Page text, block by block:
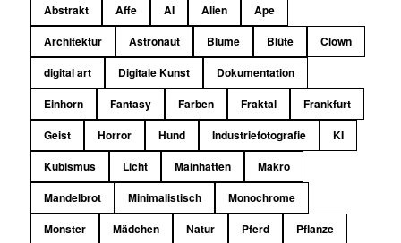
Abstrakt Affe AI Alien
Ape
Architektur
Astronaut Blume Blüte
Clown
digital art
Digitale Kunst
Dokumentation
Einhorn
Fantasy Farben Fraktal
Frankfurt
Geist
Horror Hund Industriefotografie
KI
Kubismus
Licht Mainhatten
Makro
Mandelbrot
Minimalistisch
Monochrome
Monster
Mädchen Natur Pferd Pflanze